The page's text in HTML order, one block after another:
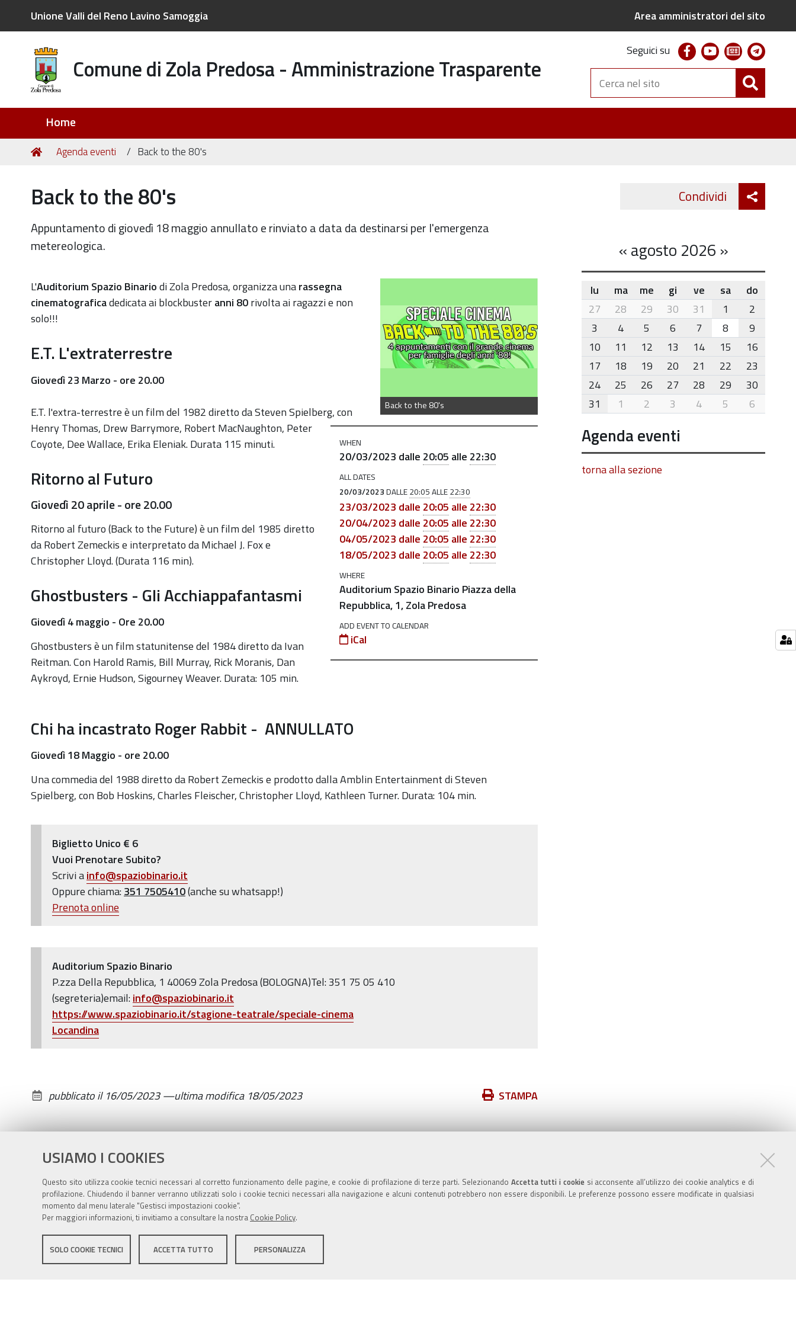
USIAMO I COOKIES
Questo sito utilizza cookie tecnici necessari al corretto funzionamento delle pagine, e cookie di profilazione di terze parti. Selezionando Accetta tutti i cookiesi acconsente all’utilizzo dei cookie analytics e di
profilazione. Chiudendo il banner verranno utilizzati solo i cookie tecnici necessari alla navigazione e alcuni contenuti potrebbero non essere disponibili. Le preferenze possono essere modificate in qualsiasi
momento dal menu laterale "Gestisci impostazioni cookie".
Per maggiori informazioni, ti invitiamo a consultare la nostra Cookie Policy.
SOLO COOKIE TECNICI ACCETTA TUTTO PERSONALIZZA
Unione Valli del Reno Lavino Samoggia Area amministratori del sito
Comune di Zola Predosa - Amministrazione Trasparente
Seguici su facebookyoutubenewsletter
Cerca
nel
sito
Home
Tu
Home
Agenda eventi Back to the 80's
Back to the 80's
Appuntamento di giovedì 18 maggio annullato e rinviato a data da destinarsi per l'emergenza
metereologica.
Back to the 80's
https://old.comune.zolapredosa.bo.it/events/back-
to-
the-
Back
the
2023-
03-
20T20:05:00+01:00
2023-
20T22:30:00+01:00
Appuntamento
di
giovedì
maggio
annullato
e
rinviato
a
data
da
l'emergenza
metereologica.
WHEN
20/03/2023 dalle 20:05 alle 22:30
ALL DATES
20/03/2023DALLE 20:05 ALLE 22:30
23/03/2023 dalle 20:05 alle 22:30
20/04/2023 dalle 20:05 alle 22:30
04/05/2023 dalle 20:05 alle 22:30
18/05/2023 dalle 20:05 alle 22:30
WHERE
Auditorium Spazio Binario Piazza della
Repubblica, 1, Zola Predosa
ADD EVENT TO CALENDAR
iCal
L'Auditorium Spazio Binariodi Zola Predosa, organizza unarassegna
cinematograficadedicata ai blockbusteranni 80rivolta ai ragazzi e non
solo!!!
E.T. L'extraterrestre
Giovedì 23 Marzo - ore 20.00
E.T. l'extra-terrestre è un film del 1982 diretto da Steven Spielberg, con
Henry Thomas, Drew Barrymore, Robert MacNaughton, Peter
Coyote, Dee Wallace, Erika Eleniak. Durata 115 minuti.
Ritorno al Futuro
Giovedì 20 aprile - ore 20.00
Ritorno al futuro (Back to the Future) è un film del 1985 diretto
da Robert Zemeckis e interpretato da Michael J. Fox e
Christopher Lloyd. (Durata 116 min).
Ghostbusters - Gli Acchiappafantasmi
Giovedì 4 maggio - Ore 20.00
Ghostbusters è un film statunitense del 1984 diretto da Ivan
Reitman. Con Harold Ramis, Bill Murray, Rick Moranis, Dan
Aykroyd, Ernie Hudson, Sigourney Weaver. Durata: 105 min.
Chi ha incastrato Roger Rabbit - ANNULLATO
Giovedì 18 Maggio - ore 20.00
Una commedia del 1988 diretto da Robert Zemeckis e prodotto dalla Amblin Entertainment di Steven
Spielberg, con Bob Hoskins, Charles Fleischer, Christopher Lloyd, Kathleen Turner. Durata: 104 min.
Biglietto Unico € 6
Vuoi Prenotare Subito?
Scrivi ainfo@spaziobinario.it
Oppure chiama:351 7505410(anche su whatsapp!)
Prenota online
Auditorium Spazio Binario
P.zza Della Repubblica, 1 40069 Zola Predosa (BOLOGNA)Tel: 351 75 05 410
(segreteria)email:info@spaziobinario.it
https://www.spaziobinario.it/stagione-teatrale/speciale-cinema
Locandina
Azioni
documento
STAMPA
pubblicato il 16/05/2023—ultima modifica 18/05/2023
Condividi Twitter
«agosto 2026 »
month-
8
lu ma me gi ve sa
do
27
28 29 30 31 1
2
3
4 5 6 7 8
9
10
11 12 13 14 15
16
17
18 19 20 21 22
23
24
25 26 27 28 29
30
31
1 2 3 4 5 6
Agenda eventi
torna alla sezione
Sito istituzionale Comune di Zola Predosa